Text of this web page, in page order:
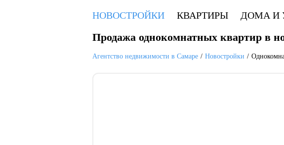
НОВОСТРОЙКИ КВАРТИРЫ ДОМА И
Продажа однокомнатных квартир в
Агентство недвижимости в Самаре Новостройки